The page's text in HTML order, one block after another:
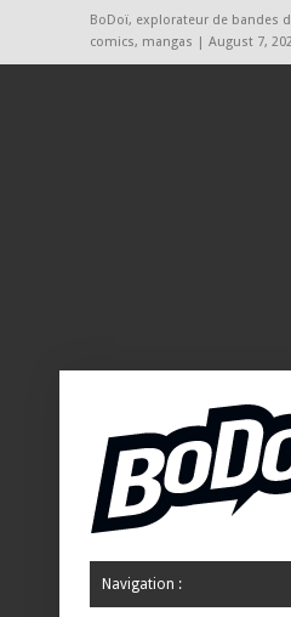
BoDoï, explorateur de bandes
comics, mangas | August 7,
Navigation :